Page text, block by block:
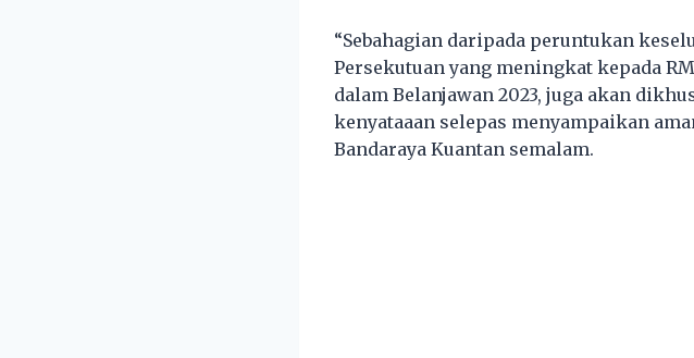
“Sebahagian daripada peruntukan
Persekutuan yang meningkat kepada
dalam Belanjawan 2023, juga akan
kenyataaan selepas menyampaikan
Bandaraya Kuantan semalam.